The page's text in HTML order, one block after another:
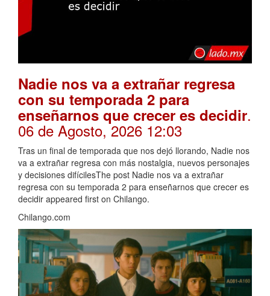
Nadie nos va a extrañar regresa
con su temporada 2 para
enseñarnos que crecer es decidir.
06 de Agosto, 2026 12:03
Tras un final de temporada que nos dejó llorando, Nadie nos
va a extrañar regresa con más nostalgia, nuevos personajes
y decisiones difícilesThe post Nadie nos va a extrañar
regresa con su temporada 2 para enseñarnos que crecer es
decidir appeared first on Chilango.
Chilango.com